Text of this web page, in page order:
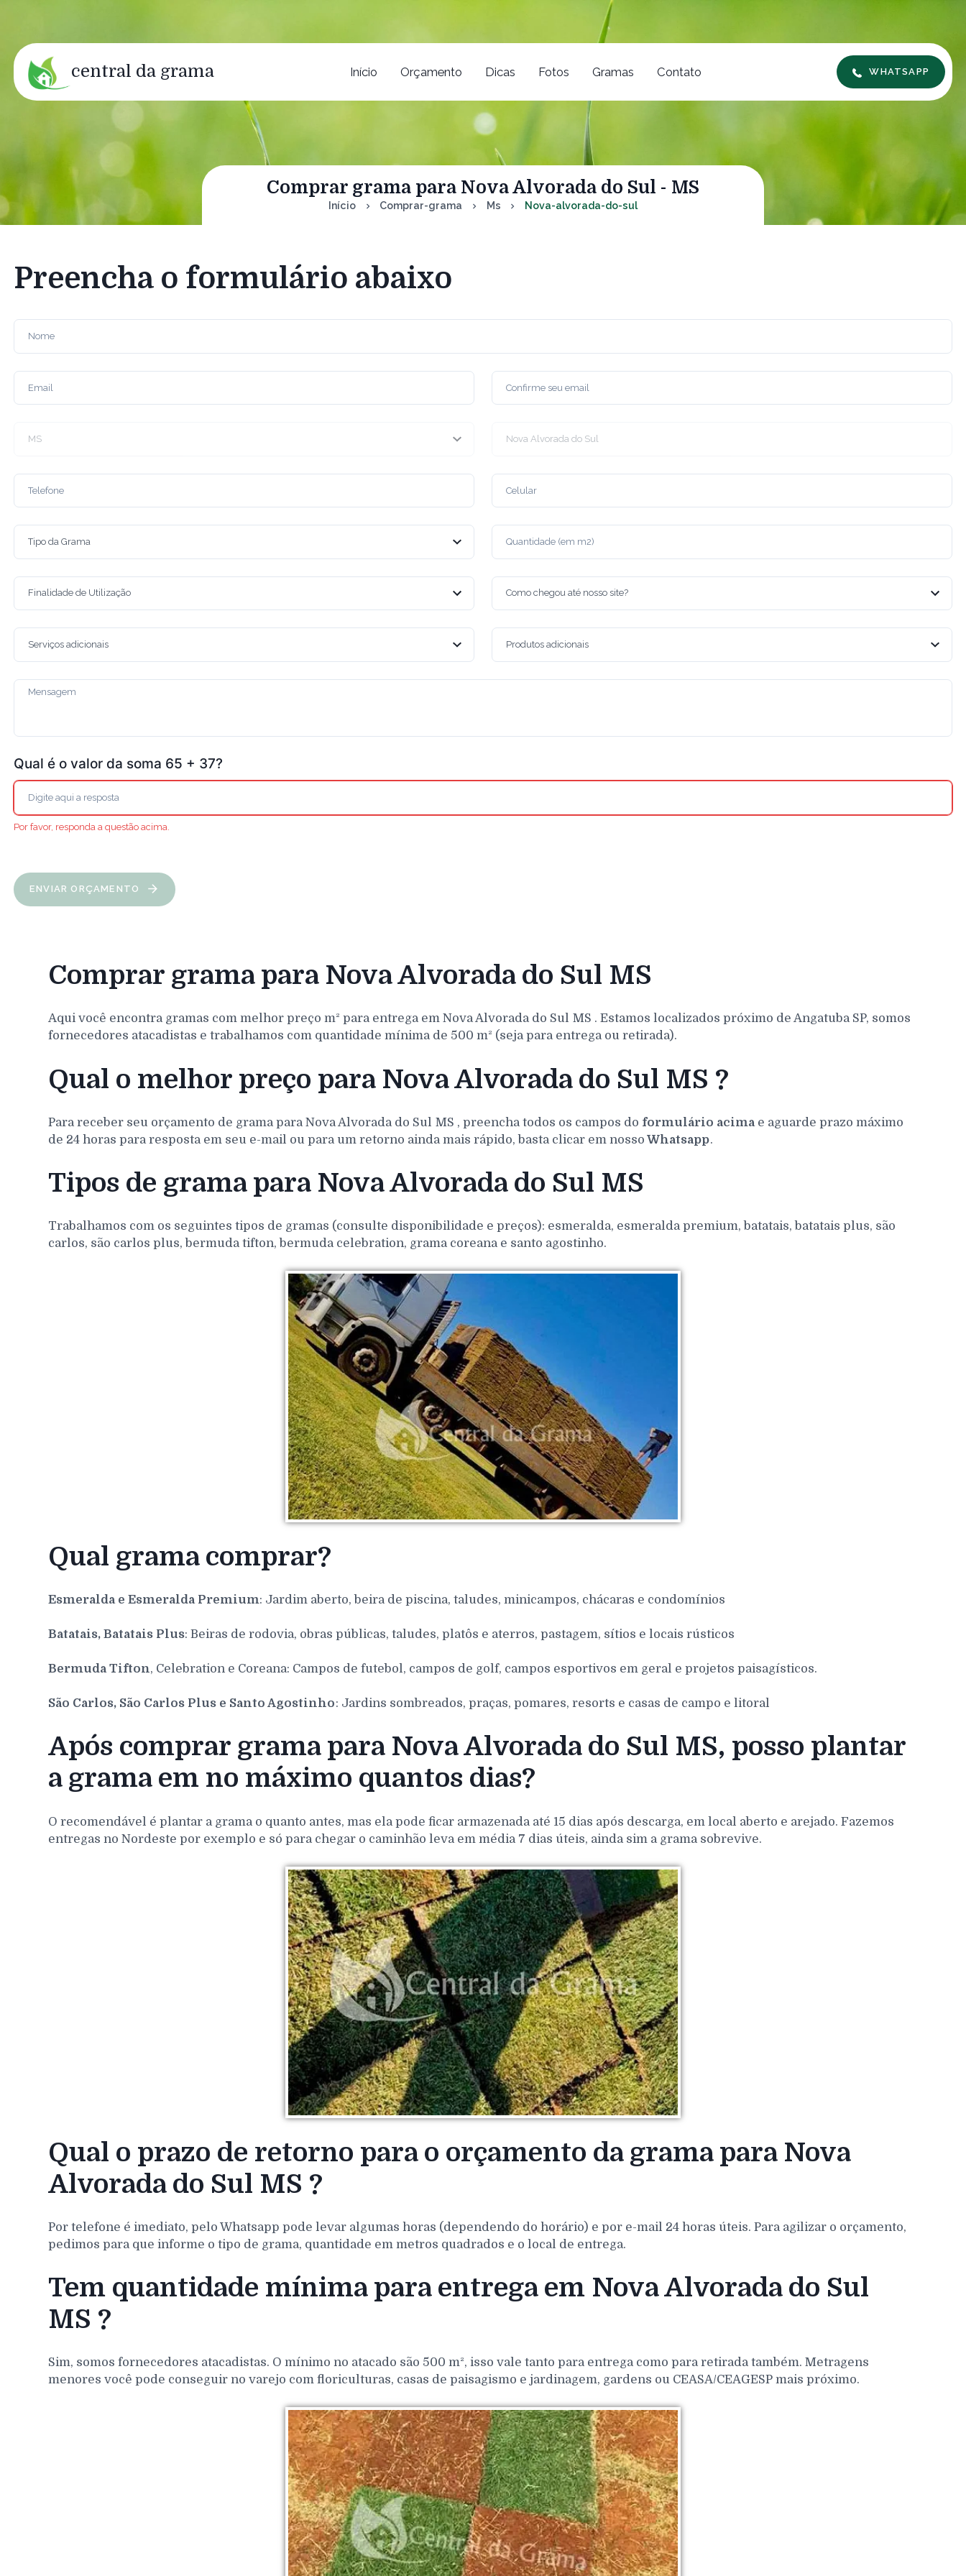
central da grama Início Orçamento Dicas Fotos Gramas Contato WHATSAPP
Comprar grama para Nova Alvorada do Sul - MS
Início Comprar-grama Ms Nova-alvorada-do-sul
Preencha o formulário abaixo
Qual é o valor da soma 65 + 37?
Por favor, responda a questão acima.
ENVIAR ORÇAMENTO
Comprar grama para Nova Alvorada do Sul MS
Aqui você encontra gramas com melhor preço m² para entrega em Nova Alvorada do Sul MS . Estamos localizados próximo de Angatuba SP, somos
fornecedores atacadistas e trabalhamos com quantidade mínima de 500 m² (seja para entrega ou retirada).
Qual o melhor preço para Nova Alvorada do Sul MS ?
Para receber seu orçamento de grama para Nova Alvorada do Sul MS , preencha todos os campos do formulário acima e aguarde prazo máximo
de 24 horas para resposta em seu e-mail ou para um retorno ainda mais rápido, basta clicar em nosso Whatsapp.
Tipos de grama para Nova Alvorada do Sul MS
Trabalhamos com os seguintes tipos de gramas (consulte disponibilidade e preços): esmeralda, esmeralda premium, batatais, batatais plus, são
carlos, são carlos plus, bermuda tifton, bermuda celebration, grama coreana e santo agostinho.
Qual grama comprar?
Esmeralda e Esmeralda Premium: Jardim aberto, beira de piscina, taludes, minicampos, chácaras e condomínios
Batatais, Batatais Plus: Beiras de rodovia, obras públicas, taludes, platôs e aterros, pastagem, sítios e locais rústicos
Bermuda Tifton, Celebration e Coreana: Campos de futebol, campos de golf, campos esportivos em geral e projetos paisagísticos.
São Carlos, São Carlos Plus e Santo Agostinho: Jardins sombreados, praças, pomares, resorts e casas de campo e litoral
Após comprar grama para Nova Alvorada do Sul MS, posso plantar
a grama em no máximo quantos dias?
O recomendável é plantar a grama o quanto antes, mas ela pode ficar armazenada até 15 dias após descarga, em local aberto e arejado. Fazemos
entregas no Nordeste por exemplo e só para chegar o caminhão leva em média 7 dias úteis, ainda sim a grama sobrevive.
Qual o prazo de retorno para o orçamento da grama para Nova
Alvorada do Sul MS ?
Por telefone é imediato, pelo Whatsapp pode levar algumas horas (dependendo do horário) e por e-mail 24 horas úteis. Para agilizar o orçamento,
pedimos para que informe o tipo de grama, quantidade em metros quadrados e o local de entrega.
Tem quantidade mínima para entrega em Nova Alvorada do Sul
MS ?
Sim, somos fornecedores atacadistas. O mínimo no atacado são 500 m², isso vale tanto para entrega como para retirada também. Metragens
menores você pode conseguir no varejo com floriculturas, casas de paisagismo e jardinagem, gardens ou CEASA/CEAGESP mais próximo.